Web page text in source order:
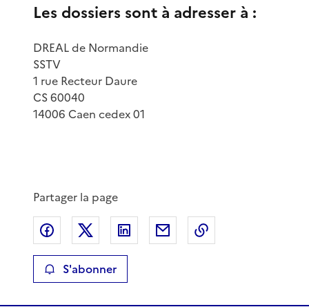
Les dossiers sont à adresser à :
DREAL de Normandie
SSTV
1 rue Recteur Daure
CS 60040
14006 Caen cedex 01
Partager la page
Partager sur Facebook
Partager sur XPartager sur LinkedIn
Partager par email
S'abonner